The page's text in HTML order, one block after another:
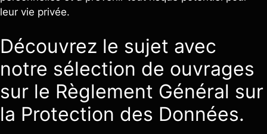
leur vie privée.
Découvrez le sujet avec
notre sélection de ouvrages
sur le Règlement Général sur
la Protection des Données.